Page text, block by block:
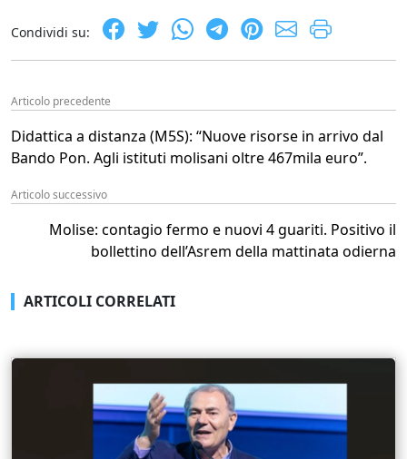
Condividi su:
Articolo precedente
Didattica a distanza (M5S): “Nuove risorse in arrivo dal
Bando Pon. Agli istituti molisani oltre 467mila euro”.
Articolo successivo
Molise: contagio fermo e nuovi 4 guariti. Positivo il
bollettino dell’Asrem della mattinata odierna
ARTICOLI CORRELATI